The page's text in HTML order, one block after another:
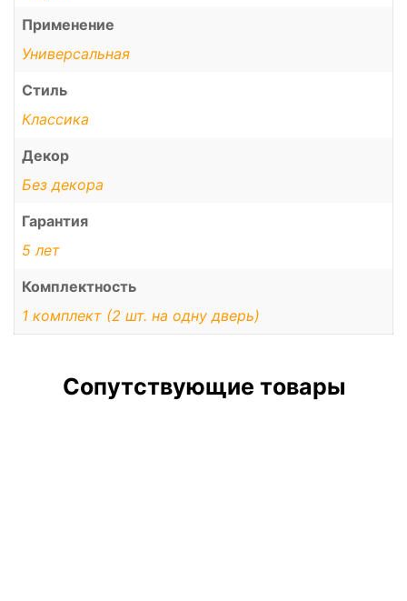
Применение
Универсальная
Стиль
Классика
Декор
Без декора
Гарантия
5 лет
Комплектность
1 комплект (2 шт. на одну дверь)
Сопутствующие товары